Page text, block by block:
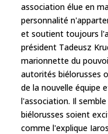
association élue en
personnalité
et soutient toujours
président Tadeusz
marionnette du
autorités biélorusses
de la nouvelle équipe
l'association. Il
biélorusses soient
comme l'explique